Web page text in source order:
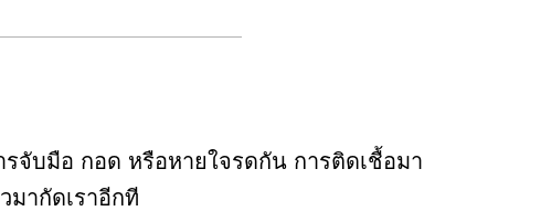
จับมือ กอด หรือหายใจรดกัน การติดเชื้อมา
มากัดเราอีกที